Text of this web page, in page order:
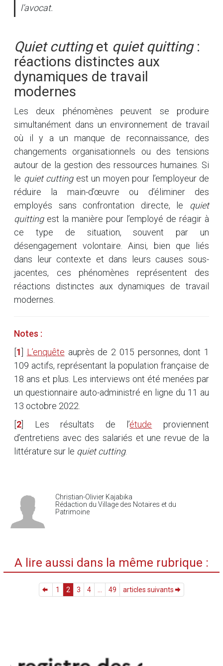
l’avocat.
Quiet cuttinget quiet quitting:
réactions distinctes aux
dynamiques de travail
modernes
Les deux phénomènes peuvent se produire
simultanément dans un environnement de travail
où il y a un manque de reconnaissance, des
changements organisationnels ou des tensions
autour de la gestion des ressources humaines. Si
le quiet cuttingest un moyen pour l’employeur de
réduire la main-d’œuvre ou d’éliminer des
employés sans confrontation directe, le quiet
quittingest la manière pour l’employé de réagir à
ce type de situation, souvent par un
désengagement volontaire. Ainsi, bien que liés
dans leur contexte et dans leurs causes sous-
jacentes, ces phénomènes représentent des
réactions distinctes aux dynamiques de travail
modernes.
Notes :
[1] L’enquête auprès de 2 015 personnes, dont 1
109 actifs, représentant la population française de
18 ans et plus. Les interviews ont été menées par
un questionnaire auto-administré en ligne du 11 au
13 octobre 2022.
[2] Les résultats de l’étude proviennent
d’entretiens avec des salariés et une revue de la
littérature sur le quiet cutting.
Christian-Olivier Kajabika
Rédaction du Village des Notaires et du
Patrimoine
A lire aussi dans la même rubrique :
1 2 3 4 49 articles suivants